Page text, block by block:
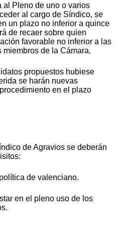
al Pleno de uno o varios
al cargo de Síndico, se
un plazo no inferior a quince
de recaer sobre quien
favorable no inferior a las
miembros de la Cámara.
propuestos hubiese
se harán nuevas
en el plazo
de Agravios se deberán
de valenciano.
en el pleno uso de los